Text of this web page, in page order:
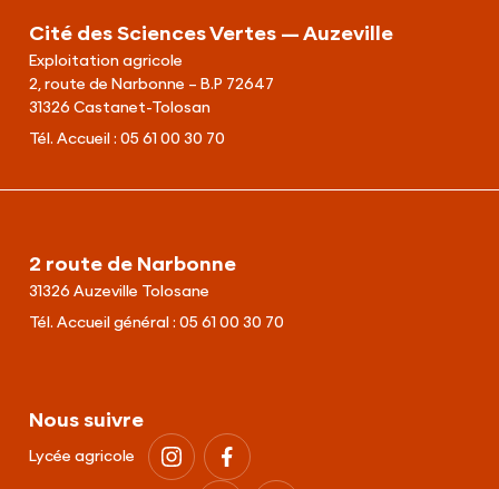
Cité des Sciences Vertes — Auzeville
Exploitation agricole
2, route de Narbonne – B.P 72647
31326 Castanet-Tolosan
Tél. Accueil : 05 61 00 30 70
2 route de Narbonne
31326 Auzeville Tolosane
Tél. Accueil général : 05 61 00 30 70
Nous suivre
Lycée agricole